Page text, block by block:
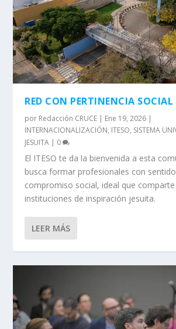
RED CON PERTINENCIA SOCIAL
por Redacción CRUCE | Ene 19, 2026 |
INTERNACIONALIZACIÓN, ITESO, SISTEMA
JESUITA | 0
El ITESO te da la bienvenida a esta
busca formar profesionales con
compromiso social, ideal que
instituciones de inspiración jesuita.
LEER MÁS